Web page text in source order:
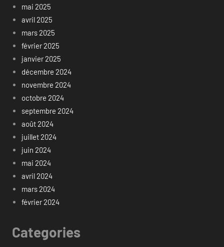
mai 2025
avril 2025
mars 2025
février 2025
janvier 2025
décembre 2024
novembre 2024
octobre 2024
septembre 2024
août 2024
juillet 2024
juin 2024
mai 2024
avril 2024
mars 2024
février 2024
Categories